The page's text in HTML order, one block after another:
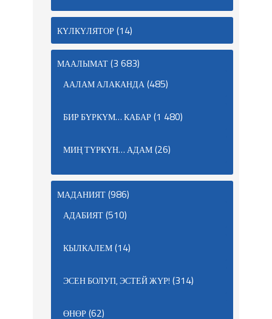
КҮЛКҮЛЯТОР(14)
МААЛЫМАТ(3 683)
ААЛАМ АЛАКАНДА(485)
БИР БҮРКҮМ… КАБАР(1 480)
МИҢ ТҮРКҮН… АДАМ(26)
МАДАНИЯТ(986)
АДАБИЯТ(510)
КЫЛКАЛЕМ(14)
ЭСЕН БОЛУП, ЭСТЕЙ ЖҮР! (314)
ӨНӨР(62)